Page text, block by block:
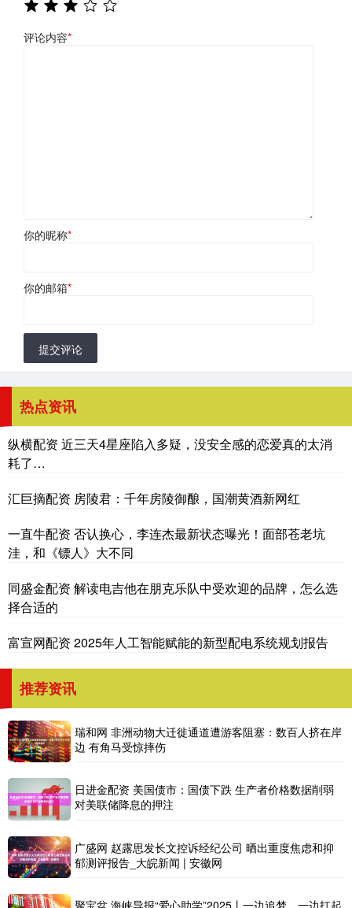
评论内容*
你的昵称*
你的邮箱*
提交评论
热点资讯
纵横配资 近三天4星座陷入多疑，没安全感的恋爱真的太消
耗了…
汇巨摘配资 房陵君：千年房陵御酿，国潮黄酒新网红
一直牛配资 否认换心，李连杰最新状态曝光！面部苍老坑
洼，和《镖人》大不同
同盛金配资 解读电吉他在朋克乐队中受欢迎的品牌，怎么选
择合适的
富宣网配资 2025年人工智能赋能的新型配电系统规划报告
推荐资讯
瑞和网 非洲动物大迁徙通道遭游客阻塞：数百人挤在岸
边 有角马受惊摔伤
日进金配资 美国债市：国债下跌 生产者价格数据削弱
对美联储降息的押注
广盛网 赵露思发长文控诉经纪公司 晒出重度焦虑和抑
郁测评报告_大皖新闻 | 安徽网